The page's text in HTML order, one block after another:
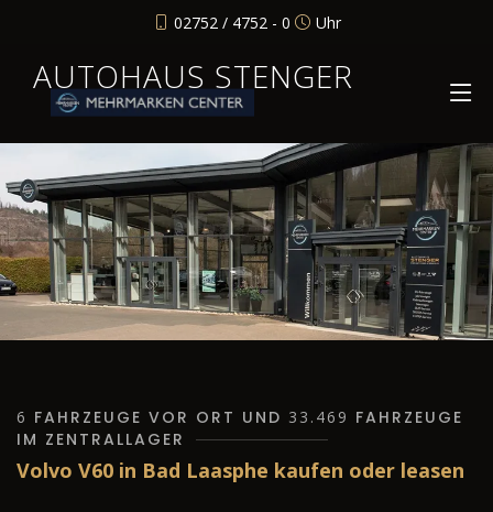
02752 / 4752 - 0 Uhr
AUTOHAUS STENGER
6 FAHRZEUGE VOR ORT UND 33.469 FAHRZEUGE
IM ZENTRALLAGER
Volvo V60 in Bad Laasphe kaufen oder leasen